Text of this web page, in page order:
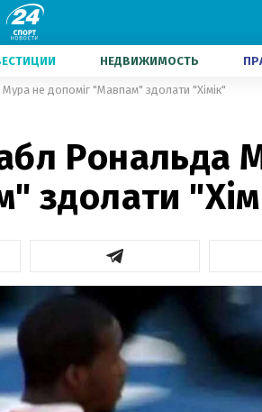
НЕДВИЖИМОСТЬ
не допоміг "Мавпам" здолати "Хімік"
Рональда
здолати